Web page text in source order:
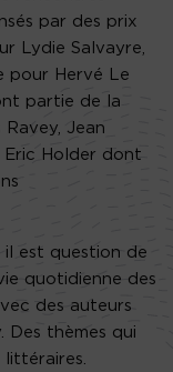
par des prix
Lydie Salvayre,
pour Hervé Le
partie de la
Jean
Eric Holder dont
il est question de
quotidienne des
des auteurs
Des thèmes qui